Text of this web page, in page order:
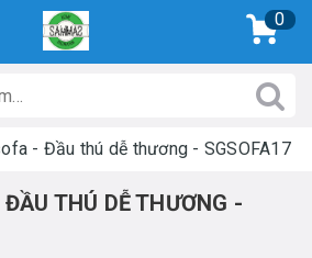
0
- Đầu thú dễ thương - SGSOFA17
THÚ DỄ THƯƠNG -